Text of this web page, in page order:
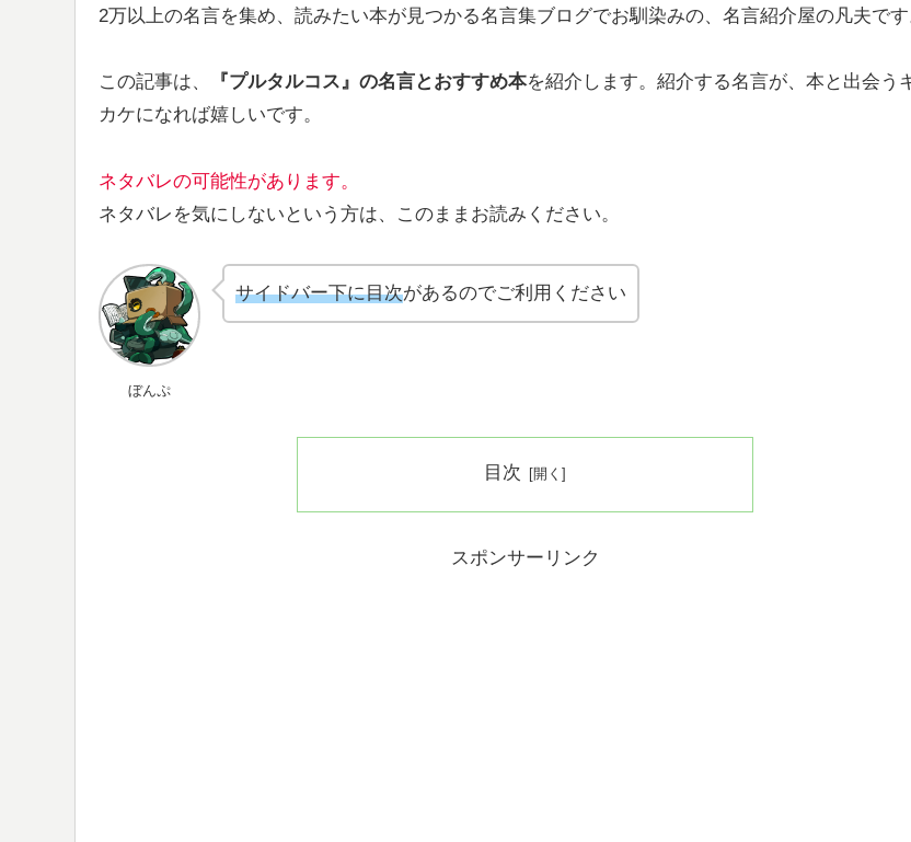
2万以上の名言を集め、読みたい本が見つかる名言集ブログでお馴染みの、名言紹介屋の凡夫です
この記事は、 『プルタルコス』の名言とおすすめ本を紹介します。 紹介する名言が、本と出会う
カケになれば嬉しいです。
ネタバレの可能性があります。
ネタバレを気にしないという方は、このままお読みください。
ぼんぷ
サイドバー下に目次があるのでご利用ください
目次
スポンサーリンク